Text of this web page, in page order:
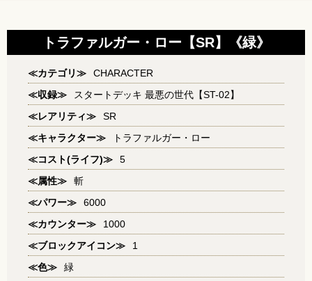
トラファルガー・ロー【SR】《緑》
≪カテゴリ≫
CHARACTER
≪収録≫
スタートデッキ 最悪の世代【ST-02】
≪レアリティ≫
SR
≪キャラクター≫
トラファルガー・ロー
≪コスト(ライフ)≫
5
≪属性≫
斬
≪パワー≫
6000
≪カウンター≫
1000
≪ブロックアイコン≫
1
≪色≫
緑